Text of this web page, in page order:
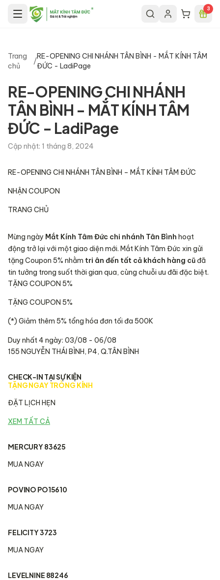
Chuyển đến nội dung chính 3
Trang
chủ
/
RE-OPENING CHI NHÁNH TÂN BÌNH - MẮT KÍNH TÂM
ĐỨC - LadiPage
RE-OPENING CHI NHÁNH
TÂN BÌNH - MẮT KÍNH TÂM
ĐỨC - LadiPage
Cập nhật: 1 tháng 8, 2024
RE-OPENING CHI NHÁNH TÂN BÌNH – MẮT KÍNH TÂM ĐỨC
NHẬN COUPON
TRANG CHỦ
Mừng ngày Mắt Kính Tâm Đức chi nhánh Tân Bình hoạt
động trở lại với một giao diện mới. Mắt Kính Tâm Đức xin gửi
tặng Coupon 5% nhằm tri ân đến tất cả khách hàng cũđã
tin tưởng trong suốt thời gian qua, cùng chuỗi ưu đãi đặc biệt.
TẶNG COUPON 5%
TẶNG COUPON 5%
(*) Giảm thêm 5% tổng hóa đơn tối đa 500K
Duy nhất 4 ngày: 03/08 - 06/08
155 NGUYỄN THÁI BÌNH, P4, Q.TÂN BÌNH
CHECK-IN TẠI SỰ KIỆN
TẶNG NGAY TRÒNG KÍNH
ĐẶT LỊCH HẸN
XEM TẤT CẢ
MERCURY 83625
MUA NGAY
POVINO PO15610
MUA NGAY
FELICITY 3723
MUA NGAY
LEVELNINE 88246